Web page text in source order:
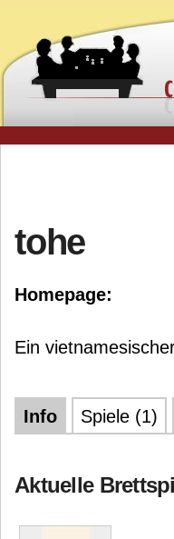
tohe
Homepage:
Ein
Info Spiele (1)
Aktuelle